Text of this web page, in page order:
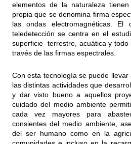
elementos de la naturaleza
propia que se denomina firma
las ondas electromagnéticas.
teledetección se centra en el
superficie terrestre, acuática y
través de las firmas espectrales.
Con esta tecnología se puede
las distintas actividades que
y dar visto bueno a aquellos
cuidado del medio ambiente
cada vez mayores para
consientes del medio ambiente,
del ser humano como en la